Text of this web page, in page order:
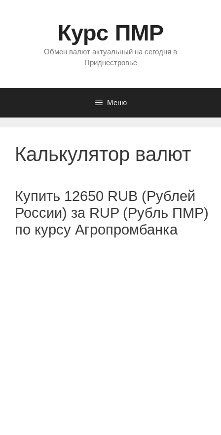
Курс ПМР
Обмен валют актуальный на сегодня в
Приднестровье
Меню
Калькулятор валют
Купить 12650 RUB (Рублей
России) за RUP (Рубль ПМР)
по курсу Агропромбанка